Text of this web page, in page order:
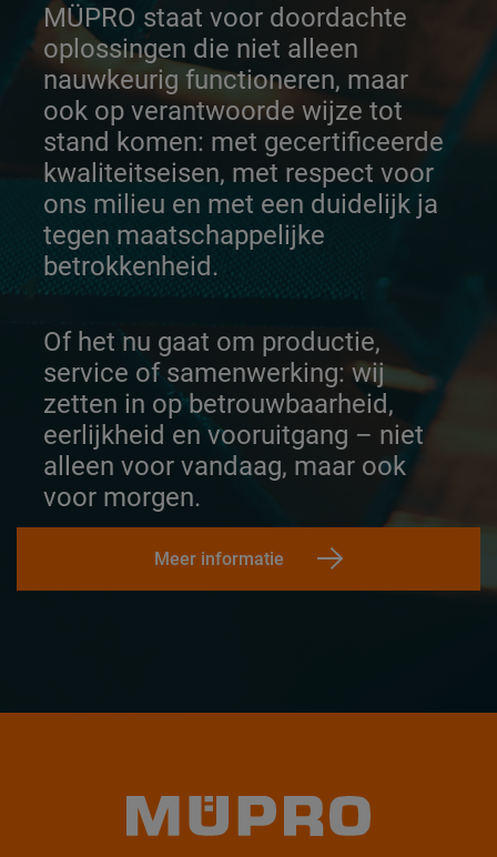
MÜPRO staat voor doordachte
oplossingen die niet alleen
nauwkeurig functioneren, maar
ook op verantwoorde wijze tot
stand komen: met gecertificeerde
kwaliteitseisen, met respect voor
ons milieu en met een duidelijk ja
tegen maatschappelijke
betrokkenheid.
Of het nu gaat om productie,
service of samenwerking: wij
zetten in op betrouwbaarheid,
eerlijkheid en vooruitgang – niet
alleen voor vandaag, maar ook
voor morgen.
Meer informatie